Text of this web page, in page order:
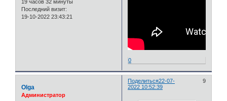
19 часов 32 минуты
Последний визит:
19-10-2022 23:43:21
0
Поделиться 9
22-07-
2022 10:52:39
Olga
Администратор